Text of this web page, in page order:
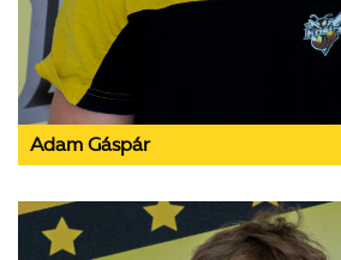
Adam Gáspár